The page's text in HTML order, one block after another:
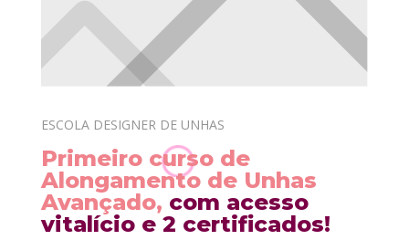
ESCOLA DESIGNER DE UNHAS
Primeiro curso de
Alongamento de Unhas
Avançado, com acesso
vitalício e 2 certificados!